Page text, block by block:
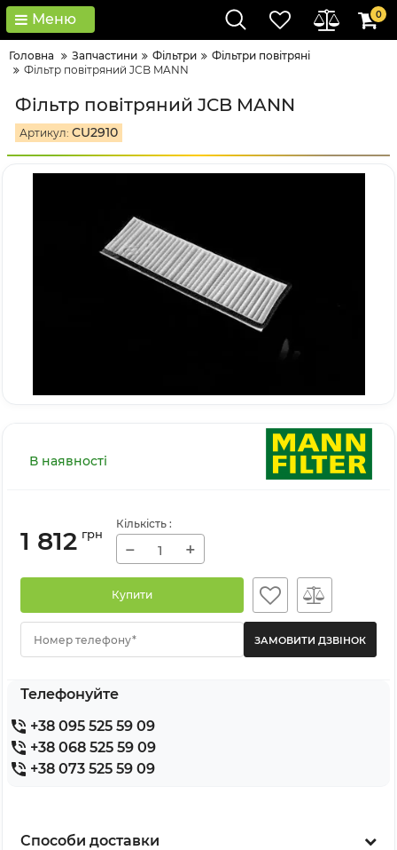
Меню 0
Головна Запчастини Фільтри
Фільтри повітряні
Фільтр повітряний JCB MANN
Фільтр повітряний JCB MANN
Артикул: CU2910
В наявності
1 812 грн
Кількість :
− +
Купити
Номер телефону*
Телефонуйте
+38 095 525 59 09
+38 068 525 59 09
+38 073 525 59 09
Способи доставки